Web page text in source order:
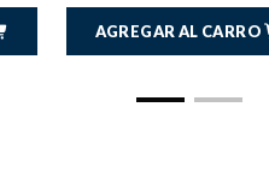
AGREGAR AL CARRO